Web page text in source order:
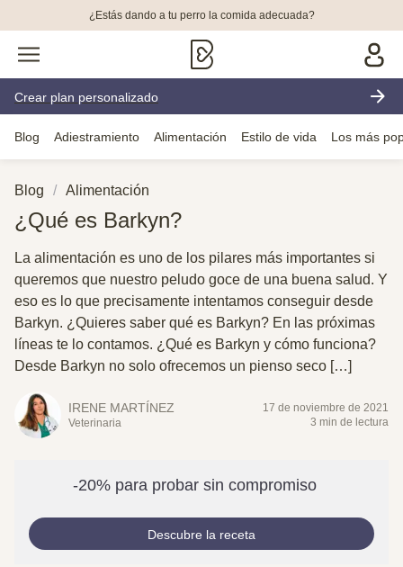
¿Estás dando a tu perro la comida adecuada?
Crear plan personalizado
Blog Adiestramiento Alimentación Estilo de vida Los más
Blog Alimentación
¿Qué es Barkyn?
La alimentación es uno de los pilares más importantes si
queremos que nuestro peludo goce de una buena salud. Y
eso es lo que precisamente intentamos conseguir desde
Barkyn. ¿Quieres saber qué es Barkyn? En las próximas
líneas te lo contamos. ¿Qué es Barkyn y cómo funciona?
Desde Barkyn no solo ofrecemos un pienso seco […]
IRENE MARTÍNEZ
Veterinaria
17 de noviembre de 2021
3 min de lectura
-20% para probar sin compromiso
Descubre la receta